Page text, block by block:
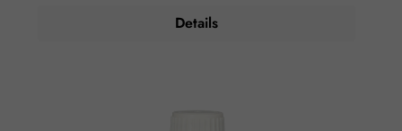
Baldrianwurzelöl ohne Zusätze.
Details